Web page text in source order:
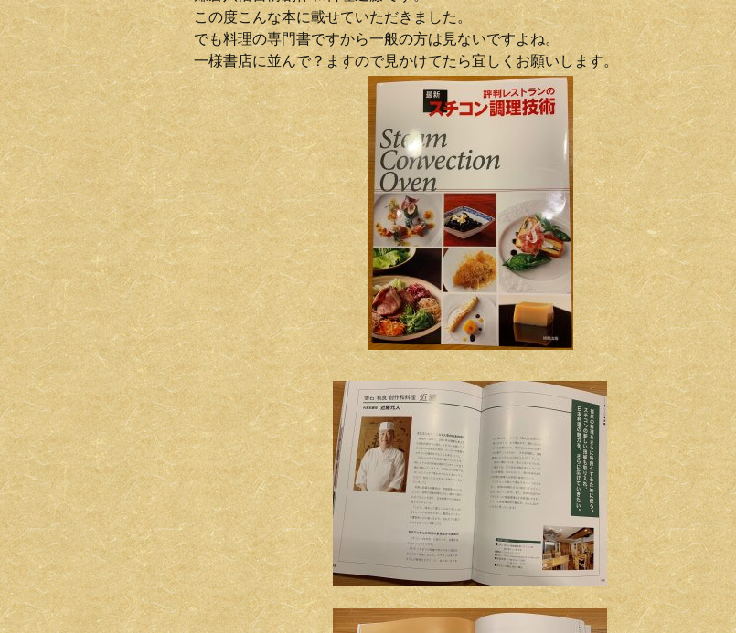
この度こんな本に載せていただきました。
でも料理の専門書ですから一般の方は見ないですよね。
一様書店に並んで？ますので見かけてたら宜しくお願いします。